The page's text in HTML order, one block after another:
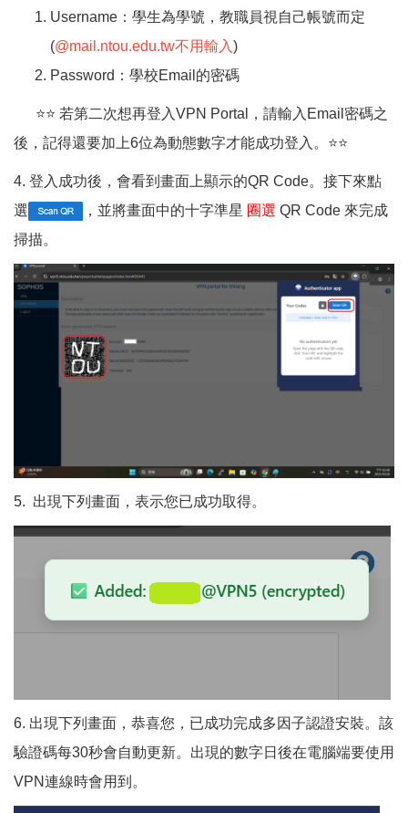
Username：學生為學號，教職員視自己帳號而定
(@mail.ntou.edu.tw不用輸入)
Password：學校Email的密碼
⭐⭐ 若第二次想再登入VPN Portal，請輸入Email密碼之
後，記得還要加上6位為動態數字才能成功登入。⭐⭐
4. 登入成功後，會看到畫面上顯示的QR Code。接下來點
選
，並將畫面中的十字準星 圈選 QR Code 來完成
掃描。
5. 出現下列畫面，表示您已成功取得。
6. 出現下列畫面，恭喜您，已成功完成多因子認證安裝。該
驗證碼每30秒會自動更新。出現的數字日後在電腦端要使用
VPN連線時會用到。